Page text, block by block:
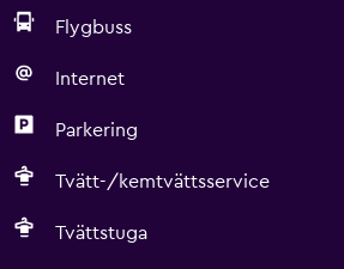
Flygbuss
Internet
Parkering
Tvätt-/kemtvättsservice
Tvättstuga